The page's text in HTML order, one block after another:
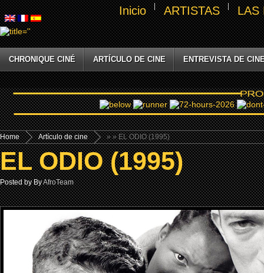
Inicio ARTISTAS LAS
CHRONIQUE CINÉ ARTÍCULO DE CINE ENTREVISTA DE
Home »
Artículo de cine » EL ODIO (1995)
EL ODIO (1995)
Posted by ByAfroTeam